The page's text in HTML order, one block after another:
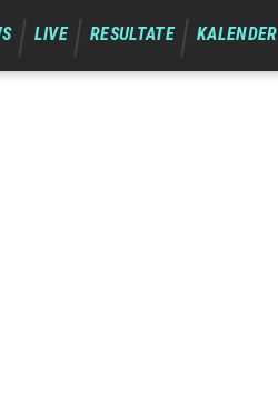
LIVE RESULTATE KALENDER